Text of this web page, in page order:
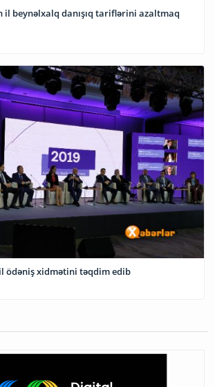
il beynəlxalq danışıq tariflərini azaltmaq
ödəniş xidmətini təqdim edib